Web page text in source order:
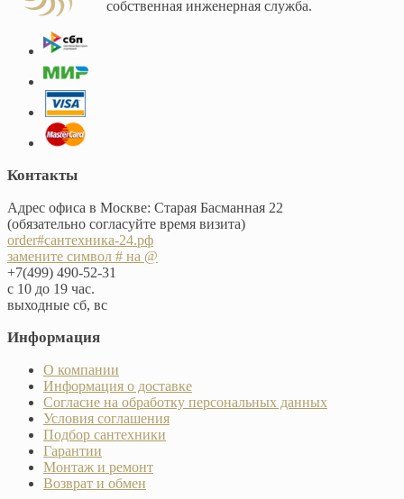
собственная инженерная служба.
Контакты
Адрес офиса в Москве: Старая Басманная 22
(обязательно согласуйте время визита)
order#сантехника-24.рф
замените символ # на @
+7(499) 490-52-31
с 10 до 19 час.
выходные сб, вс
Информация
О компании
Информация о доставке
Согласие на обработку персональных данных
Условия соглашения
Подбор сантехники
Гарантии
Монтаж и ремонт
Возврат и обмен